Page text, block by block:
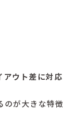
アウト差に対応
のが大きな特徴